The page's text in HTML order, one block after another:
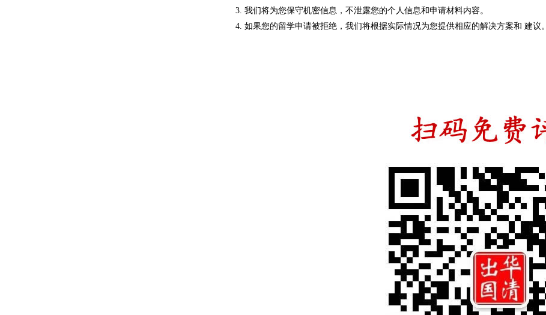
3. 我们将为您保守机密信息，不泄露您的个人信息和申请材料内容。
4. 如果您的留学申请被拒绝，我们将根据实际情况为您提供相应的解决方案和 建议。